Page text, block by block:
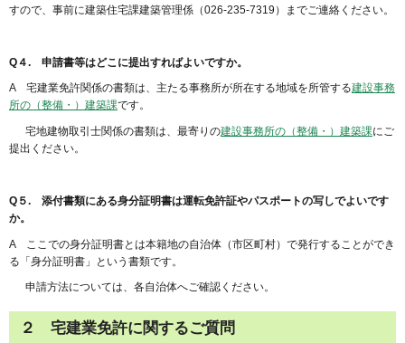
すので、事前に建築住宅課建築管理係（026-235-7319）までご連絡ください。
Q４. 申請書等はどこに提出すればよいですか。
A 宅建業免許関係の書類は、主たる事務所が所在する地域を所管する建設事務
所の（整備・）建築課です。
宅地建物取引士関係の書類は、最寄りの建設事務所の（整備・）建築課にご
提出ください。
Q５. 添付書類にある身分証明書は運転免許証やパスポートの写しでよいです
か。
A ここでの身分証明書とは本籍地の自治体（市区町村）で発行することができ
る「身分証明書」という書類です。
申請方法については、各自治体へご確認ください。
２ 宅建業免許に関するご質問